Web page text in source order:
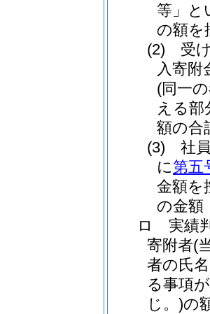
等」と
の額を
(2)
受
入寄附
(同一
える
額の合
(3)
社
に第五
金額を
の金額
ロ
実績
寄附者(
者の氏名
る事項
じ。)の